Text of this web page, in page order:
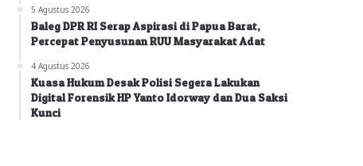
5 Agustus 2026
Baleg DPR RI Serap Aspirasi di Papua Barat,
Percepat Penyusunan RUU Masyarakat Adat
4 Agustus 2026
Kuasa Hukum Desak Polisi Segera Lakukan
Digital Forensik HP Yanto Idorway dan Dua Saksi
Kunci